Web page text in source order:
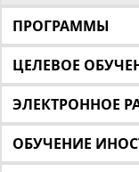
ПРОГРАММЫ
ЦЕЛЕВОЕ
ЭЛЕКТРОННОЕ
ОБУЧЕНИЕ